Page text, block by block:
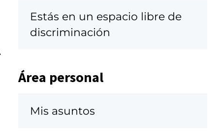
Estás en un espacio libre de
discriminación
Área personal
Mis asuntos